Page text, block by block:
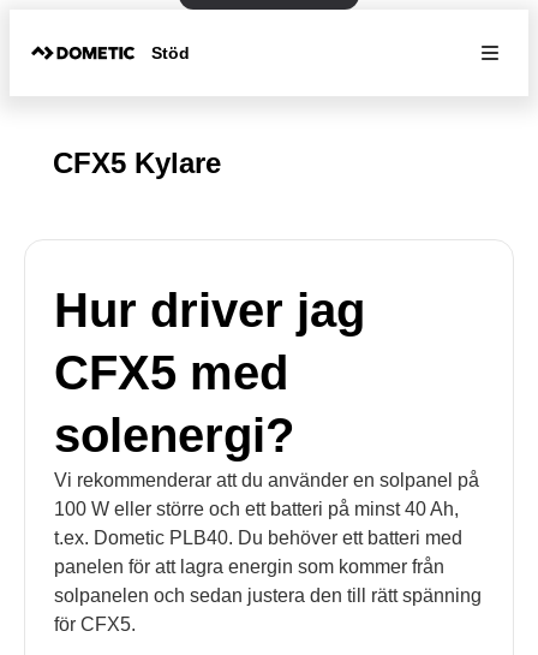
Stöd
CFX5 Kylare
Hur driver jag
CFX5 med
solenergi?
Vi rekommenderar att du använder en solpanel på
100 W eller större och ett batteri på minst 40 Ah,
t.ex. Dometic PLB40. Du behöver ett batteri med
panelen för att lagra energin som kommer från
solpanelen och sedan justera den till rätt spänning
för CFX5.